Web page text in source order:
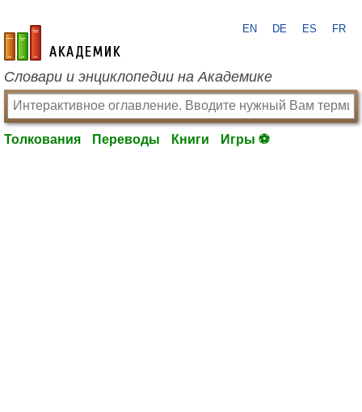
academic.ru
EN DE ES FR
Словари и энциклопедии на Академике
Толкования Переводы Книги Игры ⚽